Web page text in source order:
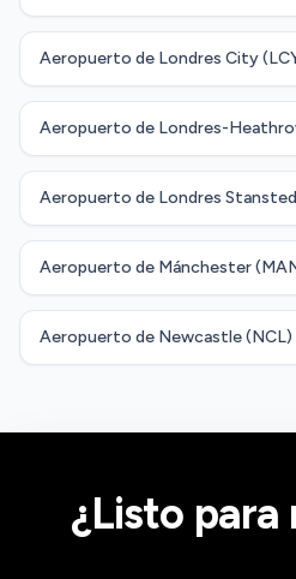
Aeropuerto de Londres City
Aeropuerto de Londres-
Aeropuerto de Londres
Aeropuerto de Mánchester
Aeropuerto de Newcastle (NCL)
¿Listo para